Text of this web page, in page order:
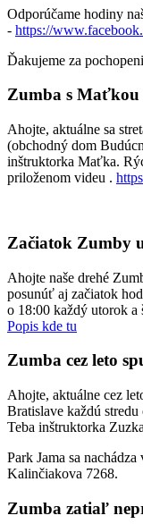
Odporúčame hodiny
- https://
Ďakujeme za
Zumba s Maťkou
Ahojte, aktuálne sa
(obchodný dom
inštruktorka Maťka.
priloženom videu .
Začiatok Zumby
Ahojte naše drehé
posunúť aj začiatok
o 18:00 každý utorok
Popis kde tu
Zumba cez leto
Ahojte, aktuálne cez
Bratislave každú stredu
Teba inštruktorka
Park Jama sa
Kalinčiakova 7268.
Zumba zatiaľ